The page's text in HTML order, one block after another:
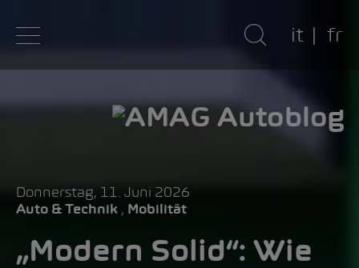
it fr
„Modern Solid“: Wie
Donnerstag, 11. Juni 2026
Auto & Technik , Mobilität